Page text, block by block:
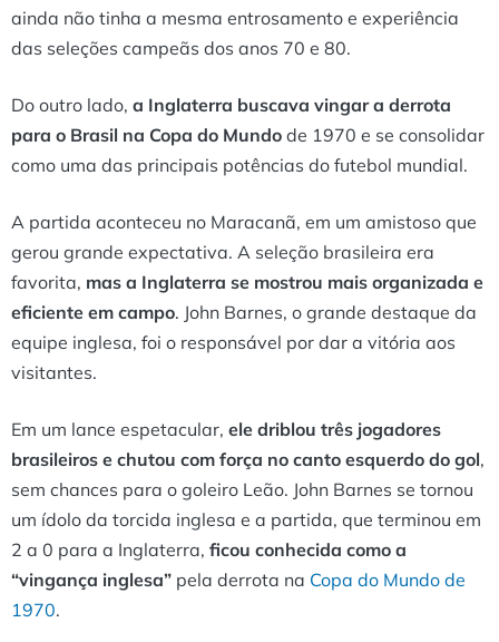
ainda não tinha a mesma entrosamento e experiência
das seleções campeãs dos anos 70 e 80.
Do outro lado, a Inglaterra buscava vingar a derrota
para o Brasil na Copa do Mundo de 1970 e se consolidar
como uma das principais potências do futebol mundial.
A partida aconteceu no Maracanã, em um amistoso que
gerou grande expectativa. A seleção brasileira era
favorita, mas a Inglaterra se mostrou mais organizada e
eficiente em campo. John Barnes, o grande destaque da
equipe inglesa, foi o responsável por dar a vitória aos
visitantes.
Em um lance espetacular, ele driblou três jogadores
brasileiros e chutou com força no canto esquerdo do gol,
sem chances para o goleiro Leão. John Barnes se tornou
um ídolo da torcida inglesa e a partida, que terminou em
2 a 0 para a Inglaterra, ficou conhecida como a
“vingança inglesa” pela derrota na Copa do Mundo de
1970.